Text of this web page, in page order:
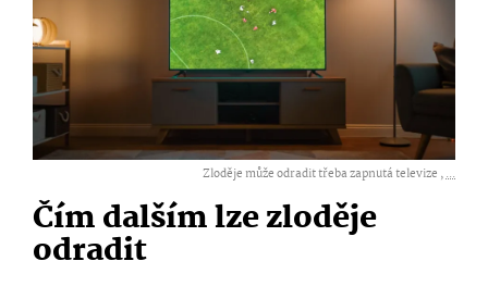
Zloděje může odradit třeba zapnutá televize ,...
Čím dalším lze zloděje
odradit